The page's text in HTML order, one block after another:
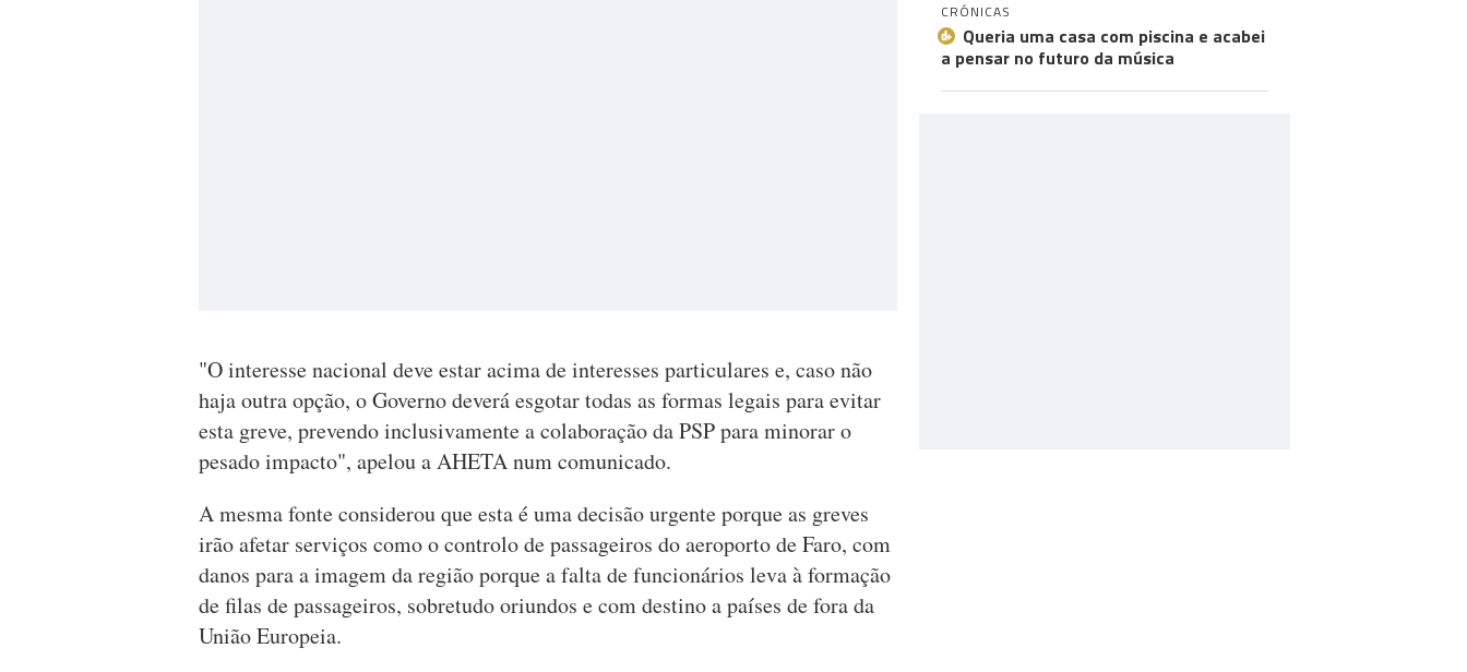
"O interesse nacional deve estar acima de interesses particulares e, caso não
haja outra opção, o Governo deverá esgotar todas as formas legais para evitar
esta greve, prevendo inclusivamente a colaboração da PSP para minorar o
pesado impacto", apelou a AHETA num comunicado.
A mesma fonte considerou que esta é uma decisão urgente porque as greves
irão afetar serviços como o controlo de passageiros do aeroporto de Faro, com
danos para a imagem da região porque a falta de funcionários leva à formação
de filas de passageiros, sobretudo oriundos e com destino a países de fora da
União Europeia.
CRÓNICAS
Queria uma casa com piscina e acabei
a pensar no futuro da música